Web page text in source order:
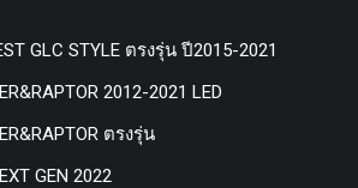
GLC STYLE ตรงรุ่น ปี2015-2021
2012-2021 LED
ตรงรุ่น
GEN 2022